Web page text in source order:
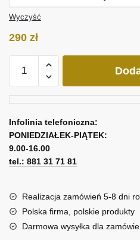
Wyczyść
290 zł
Tryptyk
Infolinia telefoniczna:
PONIEDZIAŁEK-PIĄTEK:
9.00-16.00
tel.: 881 31 71 81
Realizacja zamówień 5-8 dni
Polska firma, polskie produkty
Darmowa wysyłka dla